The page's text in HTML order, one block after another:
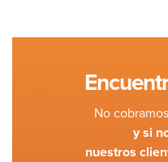
No
y si
nuestros